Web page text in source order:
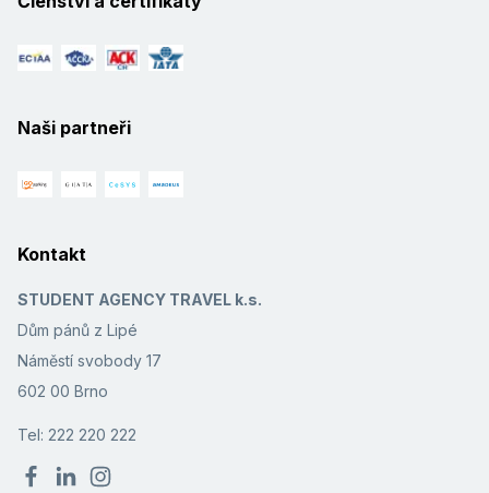
Naši partneři
Kontakt
STUDENT AGENCY TRAVEL k.s.
Dům pánů z Lipé
Náměstí svobody 17
602 00 Brno
Tel: 222 220 222